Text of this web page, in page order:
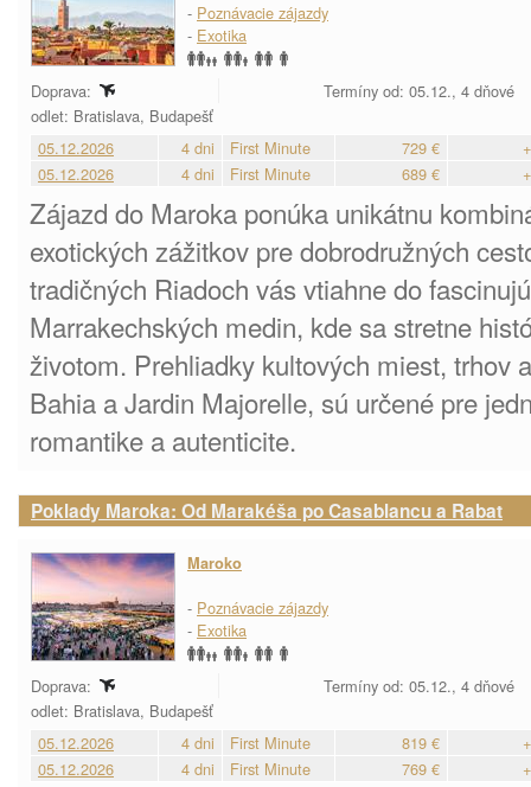
- Poznávacie zájazdy
- Exotika
Doprava:
Termíny od: 05.12., 4 dňové
odlet: Bratislava, Budapešť
05.12.2026
4 dni First Minute 729 €
05.12.2026
4 dni First Minute 689 €
Zájazd do Maroka ponúka unikátnu
exotických zážitkov pre dobrodružných
tradičných Riadoch vás vtiahne do
Marrakechských medin, kde sa stretne
životom. Prehliadky kultových miest, trhov
Bahia a Jardin Majorelle, sú určené pre
romantike a autenticite.
Poklady Maroka: Od Marakéša po Casablancu a Rabat
Maroko
- Poznávacie zájazdy
- Exotika
Doprava:
Termíny od: 05.12., 4 dňové
odlet: Bratislava, Budapešť
05.12.2026
4 dni First Minute 819 €
05.12.2026
4 dni First Minute 769 €